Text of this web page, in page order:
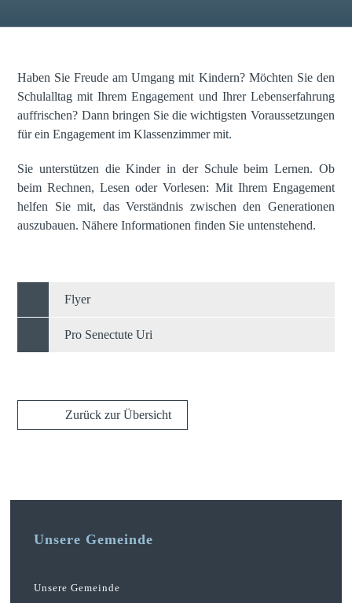
Haben Sie Freude am Umgang mit Kindern? Möchten Sie den
Schulalltag mit Ihrem Engagement und Ihrer Lebenserfahrung
auffrischen? Dann bringen Sie die wichtigsten Voraussetzungen
für ein Engagement im Klassenzimmer mit.
Sie unterstützen die Kinder in der Schule beim Lernen. Ob
beim Rechnen, Lesen oder Vorlesen: Mit Ihrem Engagement
helfen Sie mit, das Verständnis zwischen den Generationen
auszubauen. Nähere Informationen finden Sie untenstehend.
Flyer
Pro Senectute Uri
Zurück zur Übersicht
Unsere Gemeinde
Unsere Gemeinde